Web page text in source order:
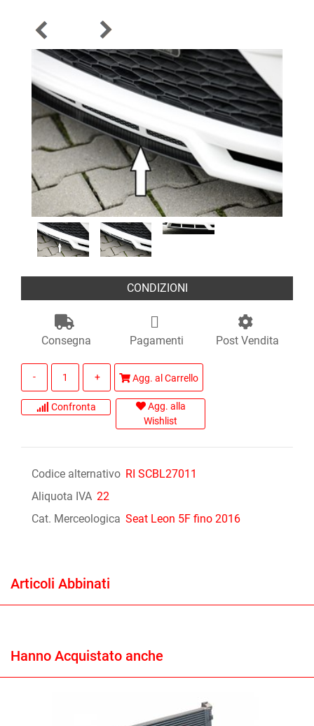
CONDIZIONI
Consegna Pagamenti Post Vendita
Agg. al Carrello
Confronta
Agg. alla
Wishlist
Codice alternativo RI SCBL27011
Aliquota IVA 22
Cat. Merceologica Seat Leon 5F fino 2016
Articoli Abbinati
Hanno Acquistato anche